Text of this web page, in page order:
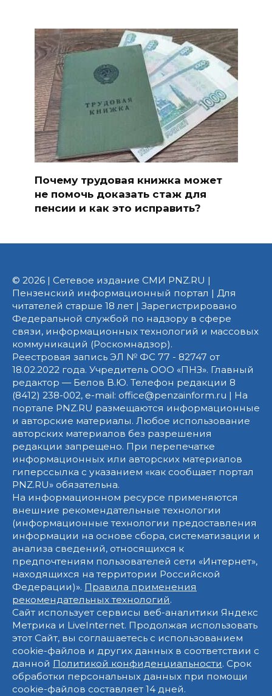
Почему трудовая книжка может
не помочь доказать стаж для
пенсии и как это исправить?
© 2026 | Сетевое издание СМИ PNZ.RU |
Пензенский информационный портал | Для
читателей старше 18 лет | Зарегистрировано
Федеральной службой по надзору в сфере
связи, информационных технологий и массовых
коммуникаций (Роскомнадзор).
Реестровая запись ЭЛ № ФС 77 - 82747 от
18.02.2022 года. Учредитель ООО «ПНЗ». Главный
редактор — Белов В.Ю. Телефон редакции 8
(8412) 238-002, e-mail: office@penzainform.ru | На
портале PNZ.RU размещаются информационные
и авторские материалы. Любое использование
авторских материалов без разрешения
редакции запрещено. При перепечатке
информационных или авторских материалов
гиперссылка с указанием «как сообщает портал
PNZ.RU» обязательна.
На информационном ресурсе применяются
внешние рекомендательные технологии
(информационные технологии предоставления
информации на основе сбора, систематизации и
анализа сведений, относящихся к
предпочтениям пользователей сети «Интернет»,
находящихся на территории Российской
Федерации)». Правила применения
рекомендательных технологий.
Сайт использует сервисы веб-аналитики Яндекс
Метрика и LiveInternet. Продолжая использовать
этот Сайт, вы соглашаетесь с использованием
cookie-файлов и других данных в соответствии с
данной Политикой конфиденциальности. Срок
обработки персональных данных при помощи
cookie-файлов составляет 14 дней.